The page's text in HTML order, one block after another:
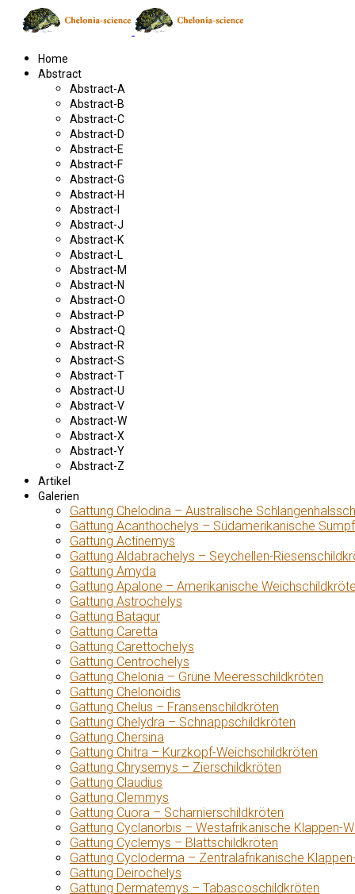
Home
Abstract
Abstract-A
Abstract-B
Abstract-C
Abstract-D
Abstract-E
Abstract-F
Abstract-G
Abstract-H
Abstract-I
Abstract-J
Abstract-K
Abstract-L
Abstract-M
Abstract-N
Abstract-O
Abstract-P
Abstract-Q
Abstract-R
Abstract-S
Abstract-T
Abstract-U
Abstract-V
Abstract-W
Abstract-X
Abstract-Y
Abstract-Z
Artikel
Galerien
Gattung Chelodina – Australische
Gattung Acanthochelys – Südamerikanische
Gattung Actinemys
Gattung Aldabrachelys – Seychellen-
Gattung Amyda
Gattung Apalone – Amerikanische
Gattung Astrochelys
Gattung Batagur
Gattung Caretta
Gattung Carettochelys
Gattung Centrochelys
Gattung Chelonia – Grüne Meeresschildkröten
Gattung Chelonoidis
Gattung Chelus – Fransenschildkröten
Gattung Chelydra – Schnappschildkröten
Gattung Chersina
Gattung Chitra – Kurzkopf-Weichschildkröten
Gattung Chrysemys – Zierschildkröten
Gattung Claudius
Gattung Clemmys
Gattung Cuora – Scharnierschildkröten
Gattung Cyclanorbis – Westafrikanische Klappen-
Gattung Cyclemys – Blattschildkröten
Gattung Cycloderma – Zentralafrikanische
Gattung Deirochelys
Gattung Dermatemys – Tabascoschildkröten